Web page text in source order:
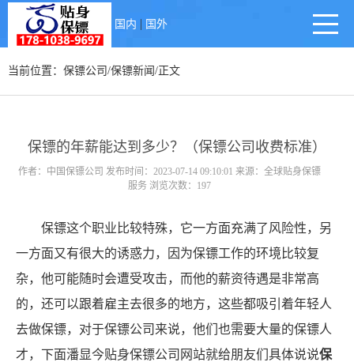
国内 | 国外
当前位置： 保镖公司 /保镖新闻 /正文
保镖的年薪能达到多少？（保镖公司收费标准）
作者：中国保镖公司 发布时间：2023-07-14 09:10:01 来源：全球贴身保镖
服务 浏览次数：197
保镖这个职业比较特殊，它一方面充满了风险性，另
一方面又有很大的诱惑力，因为保镖工作的环境比较复
杂，他可能随时会遭受攻击，而他的薪资待遇是非常高
的，还可以跟着雇主去很多的地方，这些都吸引着年轻人
去做保镖，对于保镖公司来说，他们也需要大量的保镖人
才，下面潘显今贴身保镖公司网站就给朋友们具体说说保